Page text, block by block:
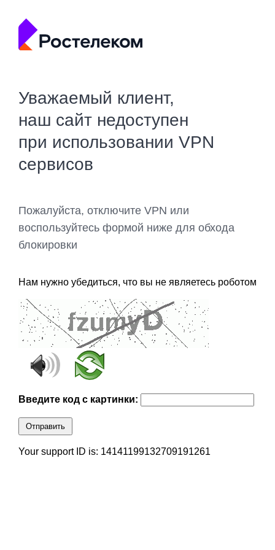
Уважаемый клиент,
наш сайт недоступен
при использовании VPN
сервисов
Пожалуйста, отключите VPN или
воспользуйтесь формой ниже для обхода
блокировки
Нам нужно убедиться, что вы не являетесь роботом
Введите код с картинки:
Отправить
Your support ID is: 14141199132709191261